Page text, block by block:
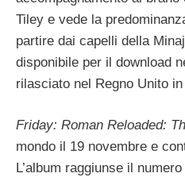
Tiley e vede la
partire dai capelli della
disponibile per il download
rilasciato nel Regno Unito
Friday: Roman Reloaded:
mondo il 19 novembre e
L’album raggiunse il